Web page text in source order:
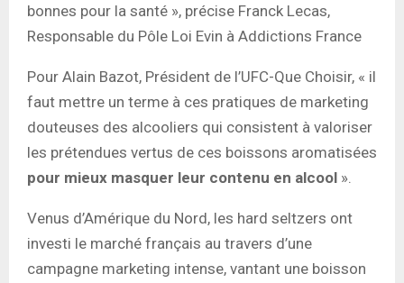
bonnes pour la santé », précise Franck Lecas,
Responsable du Pôle Loi Evin à Addictions France
Pour Alain Bazot, Président de l’UFC-Que Choisir, « il
faut mettre un terme à ces pratiques de marketing
douteuses des alcooliers qui consistent à valoriser
les prétendues vertus de ces boissons aromatisées
pour mieux masquer leur contenu en alcool ».
Venus d’Amérique du Nord, les hard seltzers ont
investi le marché français au travers d’une
campagne marketing intense, vantant une boisson